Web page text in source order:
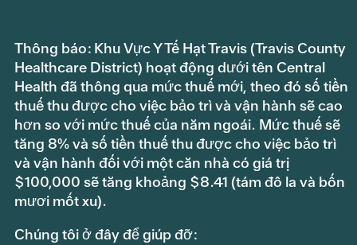
Thông báo: Khu Vực Y Tế Hạt Travis (Travis County
Healthcare District) hoạt động dưới tên Central
Health đã thông qua mức thuế mới, theo đó số tiền
thuế thu được cho việc bảo trì và vận hành sẽ cao
hơn so với mức thuế của năm ngoái. Mức thuế sẽ
tăng 8% và số tiền thuế thu được cho việc bảo trì
và vận hành đối với một căn nhà có giá trị
$100,000 sẽ tăng khoảng $8.41 (tám đô la và bốn
mươi mốt xu).
Chúng tôi ở đây để giúp đỡ: